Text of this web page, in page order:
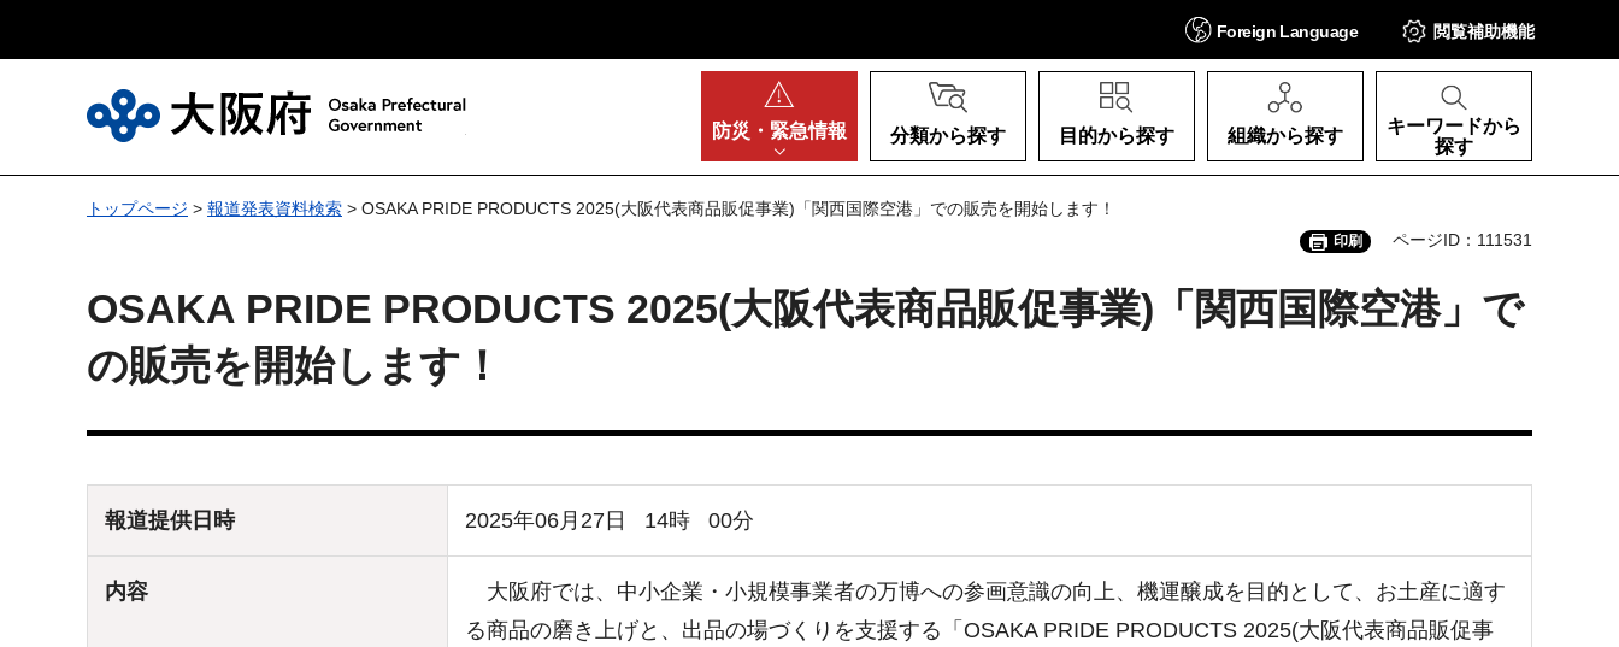
Foreign Language 閲覧補助機能
防災・ 緊急情報 分類から探す 目的から探す 組織から探す
キーワードから
探す
トップページ > 報道発表資料検索 > OSAKA PRIDE PRODUCTS 2025(大阪代表商品販促事業)「関西国際空港」での販売を開始します！
印刷 ページID：111531
OSAKA PRIDE PRODUCTS 2025(大阪代表商品販促事業)「関西国際空港」で
の販売を開始します！
報道提供日時 2025年06月27日 14時 00分
内容
大阪府では、中小企業・小規模事業者の万博への参画意識の向上、機運醸成を目的として、お土産に適す
る商品の磨き上げと、出品の場づくりを支援する「OSAKA PRIDE PRODUCTS 2025(大阪代表商品販促事